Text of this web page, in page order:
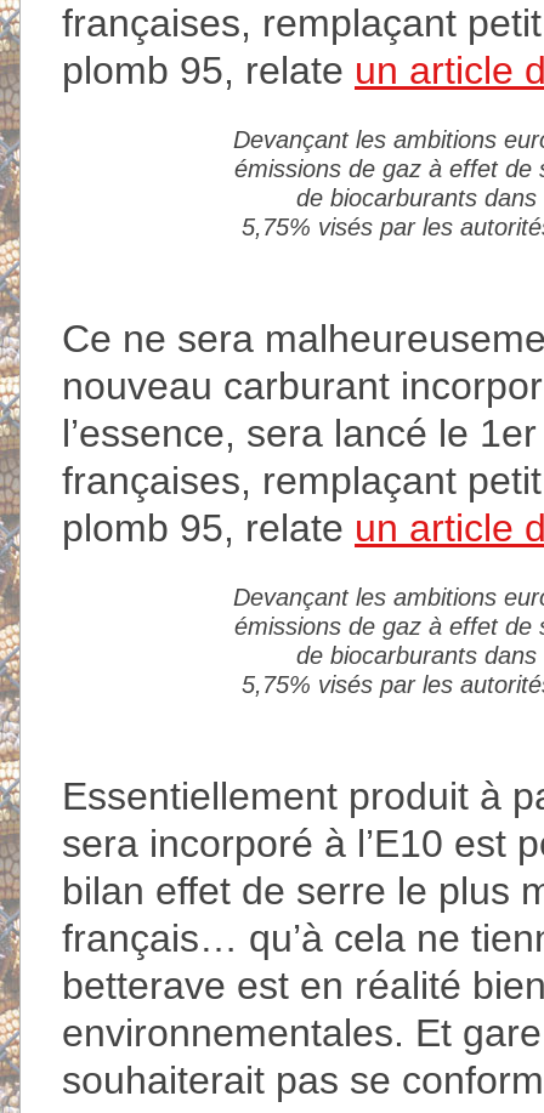
françaises, remplaçant
plomb 95, relate un article
Devançant les ambitions
émissions de gaz à effet
de biocarburants
5,75% visés par les
Ce ne sera
nouveau carburant
l’essence, sera lancé le
françaises, remplaçant
plomb 95, relate un article
Devançant les ambitions
émissions de gaz à effet
de biocarburants
5,75% visés par les
Essentiellement produit à
sera incorporé à l’E10 est
bilan effet de serre le plus
français… qu’à cela ne
betterave est en réalité
environnementales. Et
souhaiterait pas se